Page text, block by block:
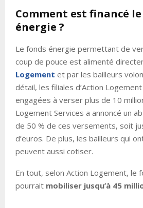
Comment est financé
énergie ?
Le fonds énergie permettant de
coup de pouce est alimenté
Logement et par les bailleurs
détail, les filiales d’Action
engagées à verser plus de 10
Logement Services a annoncé un
de 50 % de ces versements, soit
d’euros. De plus, les bailleurs qui
peuvent aussi cotiser.
En tout, selon Action Logement, le
pourrait mobiliser jusqu’à 45